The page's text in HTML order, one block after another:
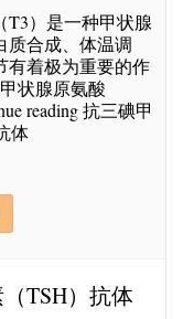
T3）是一种甲状腺
质合成、体温调
有着极为重要的作
状腺原氨酸
reading 抗三碘甲
体
TSH）抗体